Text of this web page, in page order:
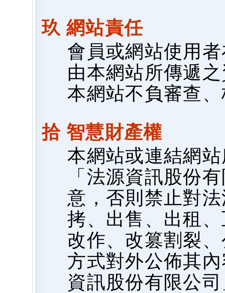
玖 網站責任
會員或網站使用
由本網站所傳遞
本網站不負審查
拾 智慧財產權
本網站或連結網
「法源資訊股份
意，否則禁止對
拷、出售、出租
改作、改篡割裂
方式對外公佈其
資訊股份有限公